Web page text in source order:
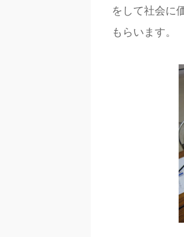
をして社会に
もらいます。